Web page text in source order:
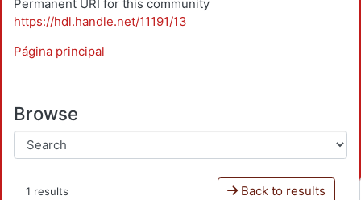
Permanent URI for this community
https://hdl.handle.net/11191/13
Página principal
Browse
1 results Back to results